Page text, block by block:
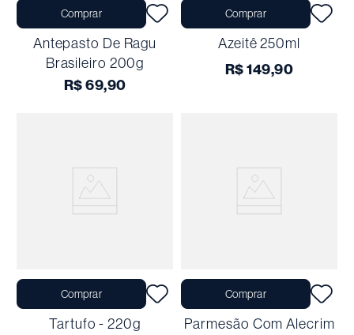
Comprar
Antepasto De Ragu
Brasileiro 200g
R$69,90
Comprar
Azeitê 250ml
R$149,90
Comprar
Tartufo - 220g
Comprar
Parmesão Com Alecrim